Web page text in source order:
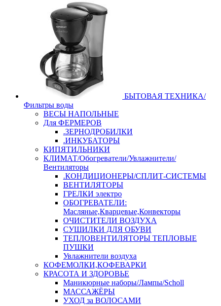
БЫТОВАЯ ТЕХНИКА/
Фильтры воды
ВЕСЫ НАПОЛЬНЫЕ
Для ФЕРМЕРОВ
.ЗЕРНОДРОБИЛКИ
.ИНКУБАТОРЫ
КИПЯТИЛЬНИКИ
КЛИМАТ/Обогреватели/Увлажнители/
Вентиляторы
.КОНДИЦИОНЕРЫ/СПЛИТ-СИСТЕМЫ
ВЕНТИЛЯТОРЫ
ГРЕЛКИ электро
ОБОГРЕВАТЕЛИ:
Масляные,Кварцевые,Конвекторы
ОЧИСТИТЕЛИ ВОЗДУХА
СУШИЛКИ ДЛЯ ОБУВИ
ТЕПЛОВЕНТИЛЯТОРЫ ТЕПЛОВЫЕ
ПУШКИ
Увлажнители воздуха
КОФЕМОЛКИ,КОФЕВАРКИ
КРАСОТА И ЗДОРОВЬЕ
Маникюрные наборы/Лампы/Scholl
МАССАЖЁРЫ
УХОД за ВОЛОСАМИ